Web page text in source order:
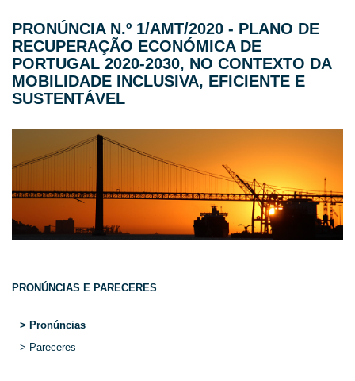
PRONÚNCIA N.º 1/AMT/2020 - PLANO DE
RECUPERAÇÃO ECONÓMICA DE
PORTUGAL 2020-2030, NO CONTEXTO DA
MOBILIDADE INCLUSIVA, EFICIENTE E
SUSTENTÁVEL
PRONÚNCIAS E PARECERES
> Pronúncias
> Pareceres